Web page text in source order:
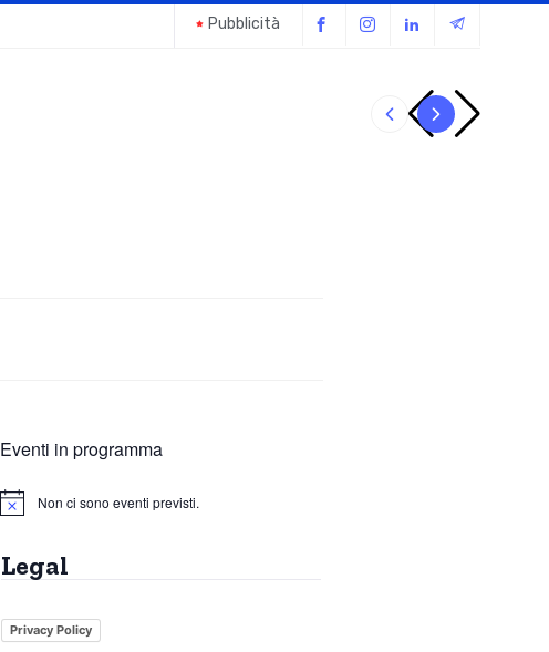
Pubblicità
Eventi in programma
Non ci sono eventi previsti.
Legal
Privacy Policy